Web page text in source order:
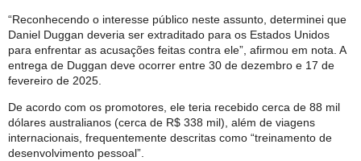
“Reconhecendo o interesse público neste assunto, determinei que
Daniel Duggan deveria ser extraditado para os Estados Unidos
para enfrentar as acusações feitas contra ele”, afirmou em nota. A
entrega de Duggan deve ocorrer entre 30 de dezembro e 17 de
fevereiro de 2025.
De acordo com os promotores, ele teria recebido cerca de 88 mil
dólares australianos (cerca de R$ 338 mil), além de viagens
internacionais, frequentemente descritas como “treinamento de
desenvolvimento pessoal”.